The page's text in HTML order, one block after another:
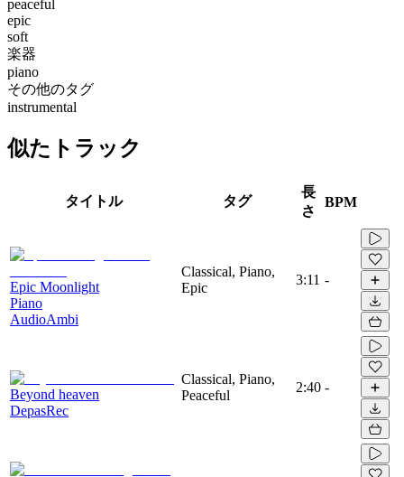
peaceful
epic
soft
楽器
piano
その他のタグ
instrumental
似たトラック
タイトル タグ
長
さ
BPM
Epic Moonlight
Piano
AudioAmbi
Classical, Piano,
Epic
3:11 -
Beyond heaven
DepasRec
Classical, Piano,
Peaceful
2:40 -